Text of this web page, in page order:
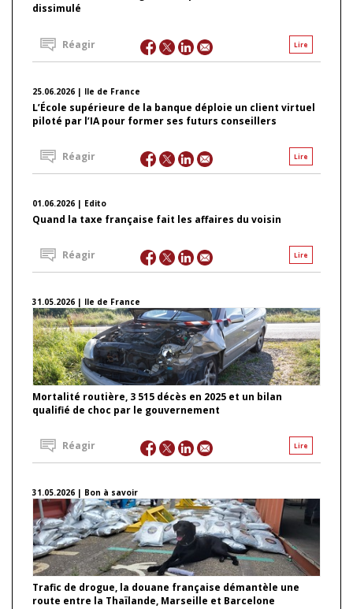
dissimulé
Lire
Réagir
25.06.2026 | Ile de France
L’École supérieure de la banque déploie un client virtuel
piloté par l’IA pour former ses futurs conseillers
Lire
Réagir
01.06.2026 | Edito
Quand la taxe française fait les affaires du voisin
Lire
Réagir
31.05.2026 | Ile de France
Mortalité routière, 3 515 décès en 2025 et un bilan
qualifié de choc par le gouvernement
Lire
Réagir
31.05.2026 | Bon à savoir
Trafic de drogue, la douane française démantèle une
route entre la Thaïlande, Marseille et Barcelone